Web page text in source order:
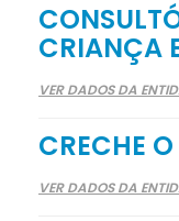
CRIANÇA
VER DADOS DA
CRECHE
VER DADOS DA